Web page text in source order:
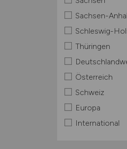
Sachsen-
Schleswig-
Thüringen
Österreich
Schweiz
Europa
International